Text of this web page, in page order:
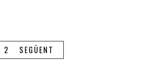
2 SEGÜENT